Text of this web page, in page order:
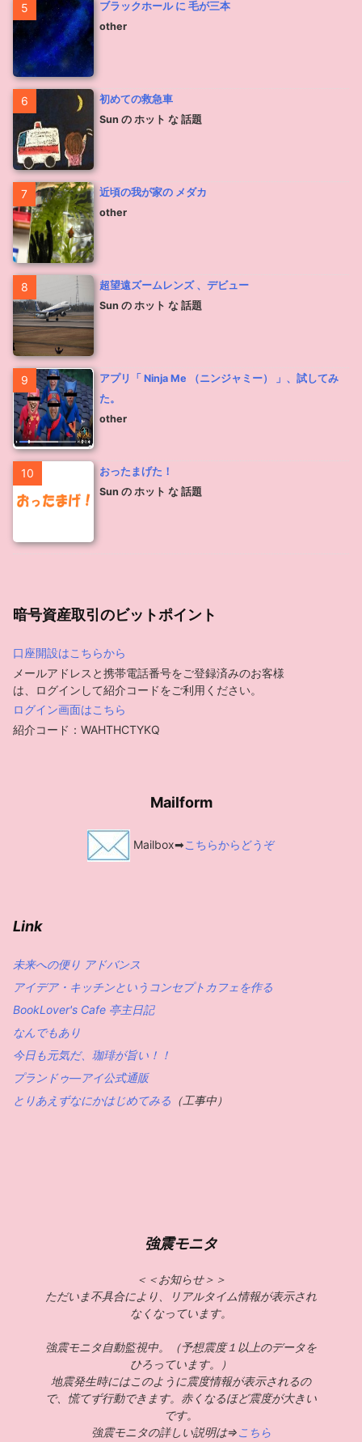
5
ブラックホール に 毛が三本
other
6
初めての救急車
Sun の ホット な 話題
7
近頃の我が家の メダカ
other
8
超望遠ズームレンズ 、デビュー
Sun の ホット な 話題
9
アプリ「 Ninja Me （ニンジャミー） 」、試してみ
た。
other
10
おったまげた！
Sun の ホット な 話題
暗号資産取引のビットポイント
口座開設はこちらから
メールアドレスと携帯電話番号をご登録済みのお客様
は、ログインして紹介コードをご利用ください。
ログイン画面はこちら
紹介コード：WAHTHCTYKQ
Mailform
Mailbox➡こちらからどうぞ
Link
未来への便り アドバンス
アイデア・キッチンというコンセプトカフェを作る
BookLover's Cafe 亭主日記
なんでもあり
今日も元気だ、珈琲が旨い！！
プランドゥ―アイ公式通販
とりあえずなにかはじめてみる （工事中）
強震モニタ
＜＜お知らせ＞＞
ただいま不具合により、リアルタイム情報が表示され
なくなっています。
強震モニタ自動監視中。（予想震度１以上のデータを
ひろっています。）
地震発生時にはこのように震度情報が表示されるの
で、慌てず行動できます。赤くなるほど震度が大きい
です。
強震モニタの詳しい説明は⇒こちら